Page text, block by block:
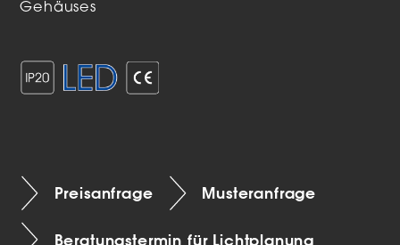
Gehäuses
Preisanfrage Musteranfrage
Beratungstermin für Lichtplanung